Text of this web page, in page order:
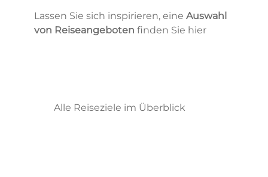
Lassen Sie sich inspirieren, eine Auswahl
von Reiseangeboten finden Sie hier
Alle Reiseziele im Überblick